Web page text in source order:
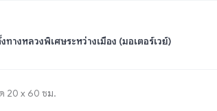
างหลวงพิเศษระหว่างเมือง (มอเตอร์เวย์)
20 x 60 ซม.